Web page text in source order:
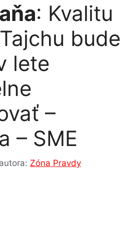
: Kvalitu
bude
lete
–
– SME
Zóna Pravdy